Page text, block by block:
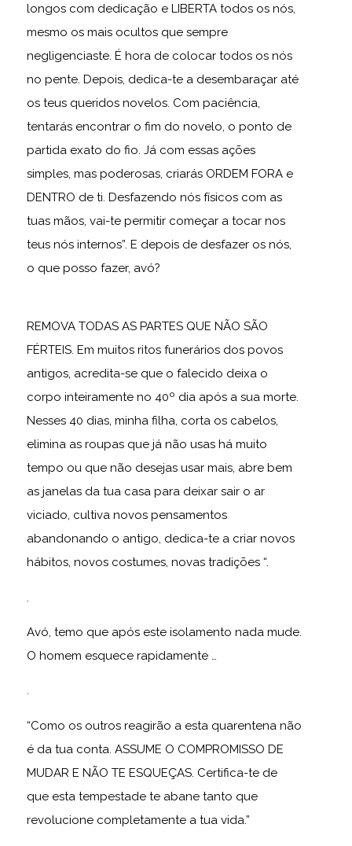
longos com dedicação e LIBERTA todos os nós,
mesmo os mais ocultos que sempre
negligenciaste. É hora de colocar todos os nós
no pente. Depois, dedica-te a desembaraçar até
os teus queridos novelos. Com paciência,
tentarás encontrar o fim do novelo, o ponto de
partida exato do fio. Já com essas ações
simples, mas poderosas, criarás ORDEM FORA e
DENTRO de ti. Desfazendo nós físicos com as
tuas mãos, vai-te permitir começar a tocar nos
teus nós internos”. E depois de desfazer os nós,
o que posso fazer, avó?
REMOVA TODAS AS PARTES QUE NÃO SÃO
FÉRTEIS. Em muitos ritos funerários dos povos
antigos, acredita-se que o falecido deixa o
corpo inteiramente no 40º dia após a sua morte.
Nesses 40 dias, minha filha, corta os cabelos,
elimina as roupas que já não usas há muito
tempo ou que não desejas usar mais, abre bem
as janelas da tua casa para deixar sair o ar
viciado, cultiva novos pensamentos
abandonando o antigo, dedica-te a criar novos
hábitos, novos costumes, novas tradições “.
.
Avó, temo que após este isolamento nada mude.
O homem esquece rapidamente …
.
“Como os outros reagirão a esta quarentena não
é da tua conta. ASSUME O COMPROMISSO DE
MUDAR E NÃO TE ESQUEÇAS. Certifica-te de
que esta tempestade te abane tanto que
revolucione completamente a tua vida.”